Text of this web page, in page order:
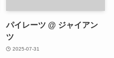
パイレーツ @ ジャイアン
ツ
2025-07-31